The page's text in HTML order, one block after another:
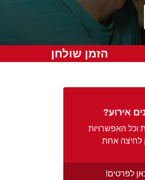
הזמן שולחן
אירוע?
וכל האפשרויות
לחיצה אחת
לפרטים!